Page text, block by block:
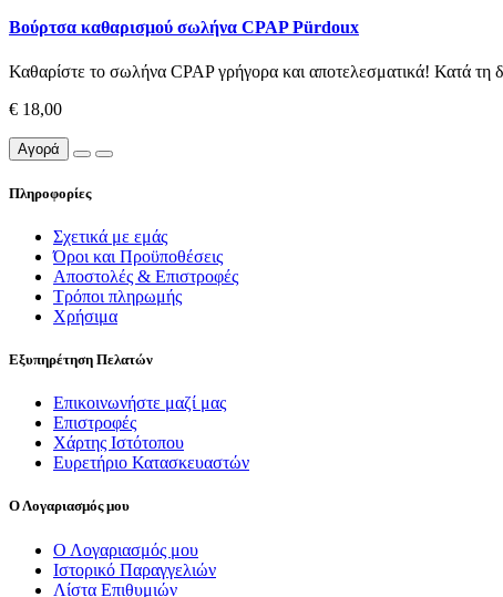
Βούρτσα καθαρισμού σωλήνα CPAP Pürdoux
Καθαρίστε το σωλήνα CPAP γρήγορα και αποτελεσματικά! Κατά τη
€ 18,00
Αγορά
Πληροφορίες
Σχετικά με εμάς
Όροι και Προϋποθέσεις
Αποστολές & Επιστροφές
Τρόποι πληρωμής
Χρήσιμα
Εξυπηρέτηση Πελατών
Επικοινωνήστε μαζί μας
Επιστροφές
Χάρτης Ιστότοπου
Ευρετήριο Κατασκευαστών
Ο Λογαριασμός μου
Ο Λογαριασμός μου
Ιστορικό Παραγγελιών
Λίστα Επιθυμιών